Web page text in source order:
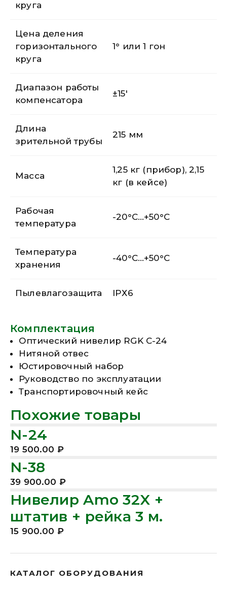
круга
Цена деления
горизонтального
круга
1° или 1 гон
Диапазон работы
компенсатора
±15′
Длина
зрительной трубы
215 мм
Масса
1,25 кг (прибор), 2,15
кг (в кейсе)
Рабочая
температура
-20°C…+50°C
Температура
хранения
-40°C…+50°C
Пылевлагозащита IPХ6
Комплектация
Оптический нивелир RGK C-24
Нитяной отвес
Юстировочный набор
Руководство по эксплуатации
Транспортировочный кейс
Похожие товары
N-24
19 500.00 ₽
N-38
39 900.00 ₽
Нивелир Amo 32X +
штатив + рейка 3 м.
15 900.00 ₽
КАТАЛОГ ОБОРУДОВАНИЯ